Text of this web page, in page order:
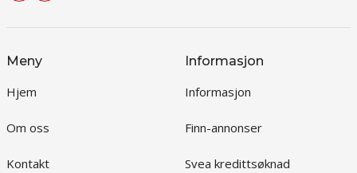
Meny
Hjem
Om oss
Kontakt
Informasjon
Informasjon
Finn-annonser
Svea kredittsøknad